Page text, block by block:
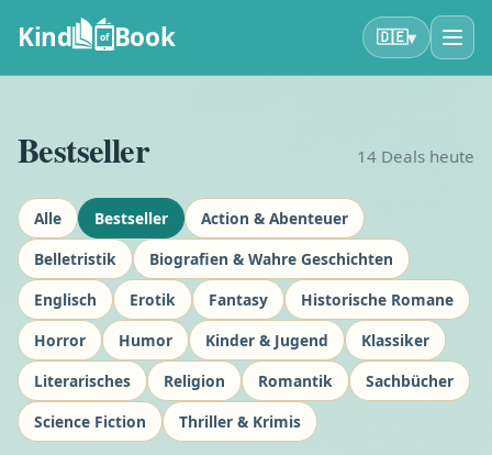
Kind of Book 🇩🇪▾
Bestseller 14 Deals heute
Alle Bestseller
Action & Abenteuer
Belletristik
Biografien & Wahre Geschichten
Englisch
Erotik Fantasy
Historische Romane
Horror
Humor Kinder & Jugend
Klassiker
Literarisches
Religion Romantik
Sachbücher
Science Fiction
Thriller & Krimis